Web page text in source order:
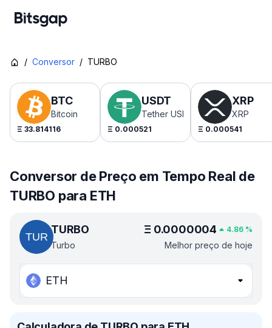
/ Conversor / TURBO
BTC
Bitcoin
Ξ 33.814116
USDT
Tether USDt
Ξ 0.000521
XRP
XRP
Ξ 0.000541
Conversor de Preço em Tempo Real de
TURBO para ETH
TURBO
Turbo
Ξ 0.0000004 4.86 %
Melhor preço de hoje
ETH